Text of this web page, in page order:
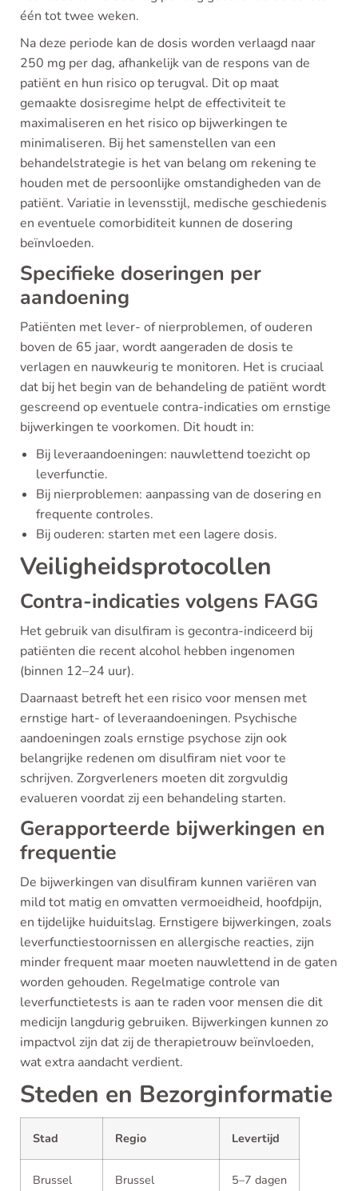
één tot twee weken.
Na deze periode kan de dosis worden verlaagd naar
250 mg per dag, afhankelijk van de respons van de
patiënt en hun risico op terugval. Dit op maat
gemaakte dosisregime helpt de effectiviteit te
maximaliseren en het risico op bijwerkingen te
minimaliseren. Bij het samenstellen van een
behandelstrategie is het van belang om rekening te
houden met de persoonlijke omstandigheden van de
patiënt. Variatie in levensstijl, medische geschiedenis
en eventuele comorbiditeit kunnen de dosering
beïnvloeden.
Specifieke doseringen per
aandoening
Patiënten met lever- of nierproblemen, of ouderen
boven de 65 jaar, wordt aangeraden de dosis te
verlagen en nauwkeurig te monitoren. Het is cruciaal
dat bij het begin van de behandeling de patiënt wordt
gescreend op eventuele contra-indicaties om ernstige
bijwerkingen te voorkomen. Dit houdt in:
Bij leveraandoeningen: nauwlettend toezicht op
leverfunctie.
Bij nierproblemen: aanpassing van de dosering en
frequente controles.
Bij ouderen: starten met een lagere dosis.
Veiligheidsprotocollen
Contra-indicaties volgens FAGG
Het gebruik van disulfiram is gecontra-indiceerd bij
patiënten die recent alcohol hebben ingenomen
(binnen 12–24 uur).
Daarnaast betreft het een risico voor mensen met
ernstige hart- of leveraandoeningen. Psychische
aandoeningen zoals ernstige psychose zijn ook
belangrijke redenen om disulfiram niet voor te
schrijven. Zorgverleners moeten dit zorgvuldig
evalueren voordat zij een behandeling starten.
Gerapporteerde bijwerkingen en
frequentie
De bijwerkingen van disulfiram kunnen variëren van
mild tot matig en omvatten vermoeidheid, hoofdpijn,
en tijdelijke huiduitslag. Ernstigere bijwerkingen, zoals
leverfunctiestoornissen en allergische reacties, zijn
minder frequent maar moeten nauwlettend in de gaten
worden gehouden. Regelmatige controle van
leverfunctietests is aan te raden voor mensen die dit
medicijn langdurig gebruiken. Bijwerkingen kunnen zo
impactvol zijn dat zij de therapietrouw beïnvloeden,
wat extra aandacht verdient.
Steden en Bezorginformatie
Stad Regio Levertijd
Brussel Brussel 5–7 dagen